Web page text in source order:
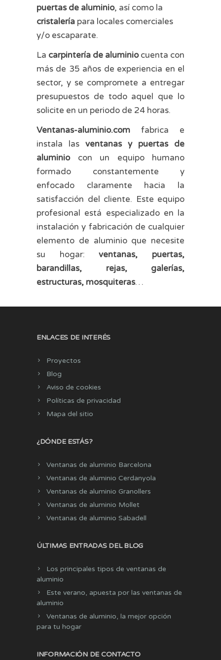
puertas de aluminio, así como la
cristalería para locales comerciales
y/o escaparate.
La carpintería de aluminiocuenta con
más de 35 años de experiencia en el
sector, y se compromete a entregar
presupuestos de todo aquel que lo
solicite en un periodo de 24 horas.
Ventanas-aluminio.com fabrica e
instala las ventanas y puertas de
aluminiocon un equipo humano
formado constantemente y
enfocado claramente hacia la
satisfacción del cliente. Este equipo
profesional está especializado en la
instalación y fabricación de cualquier
elemento de aluminio que necesite
su hogar:ventanas, puertas,
barandillas, rejas, galerías,
estructuras, mosquiteras…
ENLACES DE INTERÉS
Proyectos
Blog
Aviso de cookies
Políticas de privacidad
Mapa del sitio
¿DÓNDE ESTÁS?
Ventanas de aluminio Barcelona
Ventanas de aluminio Cerdanyola
Ventanas de aluminio Granollers
Ventanas de aluminio Mollet
Ventanas de aluminio Sabadell
ÚLTIMAS ENTRADAS DEL BLOG
Los principales tipos de ventanas de
aluminio
Este verano, apuesta por las ventanas de
aluminio
Ventanas de aluminio, la mejor opción
para tu hogar
INFORMACIÓN DE CONTACTO